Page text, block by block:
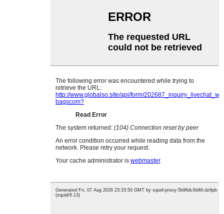
Swahili
Tajik
Telugu
Ukrainian
Urdu
Xhosa
Yiddish
Kinyarwanda
Oriya
Turkmen